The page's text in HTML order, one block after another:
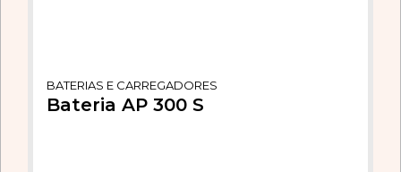
BATERIAS E CARREGADORES
Bateria AP 300 S